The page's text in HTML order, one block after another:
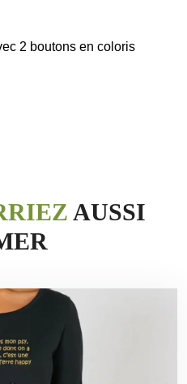
2 boutons en coloris
AUSSI